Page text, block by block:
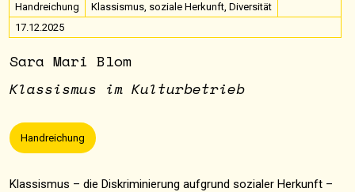
Handreichung
Klassismus, soziale Herkunft, Diversität
17.12.2025
Sara Mari Blom
Klassismus im Kulturbetrieb
Handreichung
Klassismus – die Diskriminierung aufgrund sozialer Herkunft –